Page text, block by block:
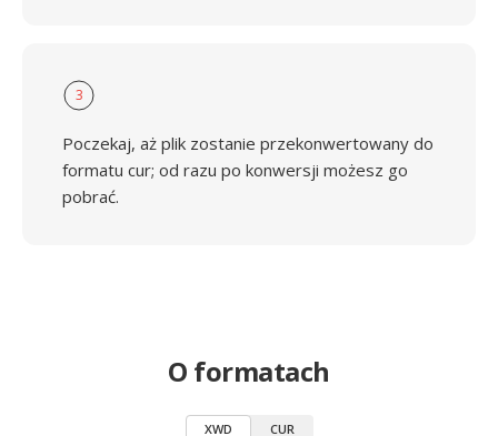
3
Poczekaj, aż plik zostanie przekonwertowany do
formatu cur; od razu po konwersji możesz go
pobrać.
O formatach
XWD CUR